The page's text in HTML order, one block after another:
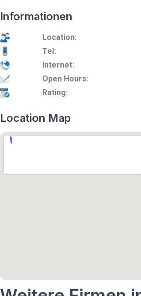
Informationen
Location:
Tel:
Internet:
Open Hours:
Rating:
Location Map